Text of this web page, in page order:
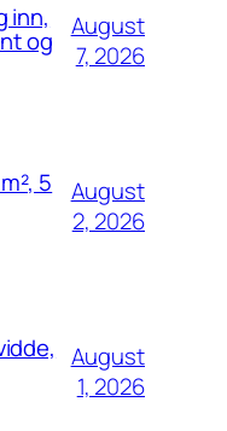
inn,
og
August
7, 2026
5
August
2, 2026
August
1, 2026